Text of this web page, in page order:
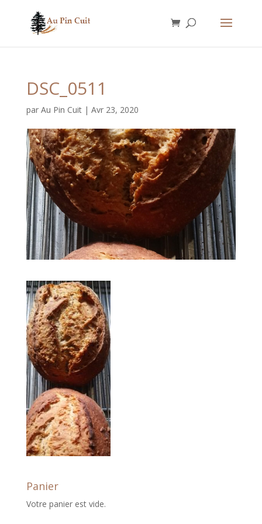
DSC_0511
par Au Pin Cuit| Avr 23, 2020
Panier
Votre panier est vide.